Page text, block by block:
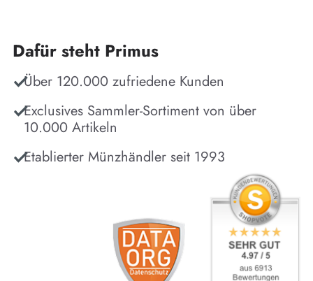
Dafür steht Primus
Über 120.000 zufriedene Kunden
Exclusives Sammler-Sortiment von über
10.000 Artikeln
Etablierter Münzhändler seit 1993